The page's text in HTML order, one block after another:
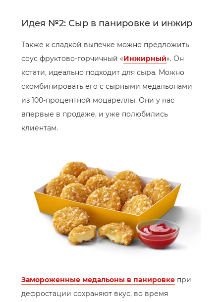
Идея №2: Сыр в панировке и инжир
Также к сладкой выпечке можно предложить
соус фруктово-горчичный «Инжирный». Он
кстати, идеально подходит для сыра. Можно
скомбинировать его с сырными медальонами
из 100-процентной моцареллы. Они у нас
впервые в продаже, и уже полюбились
клиентам.
Замороженные медальоны в панировке при
дефростации сохраняют вкус, во время